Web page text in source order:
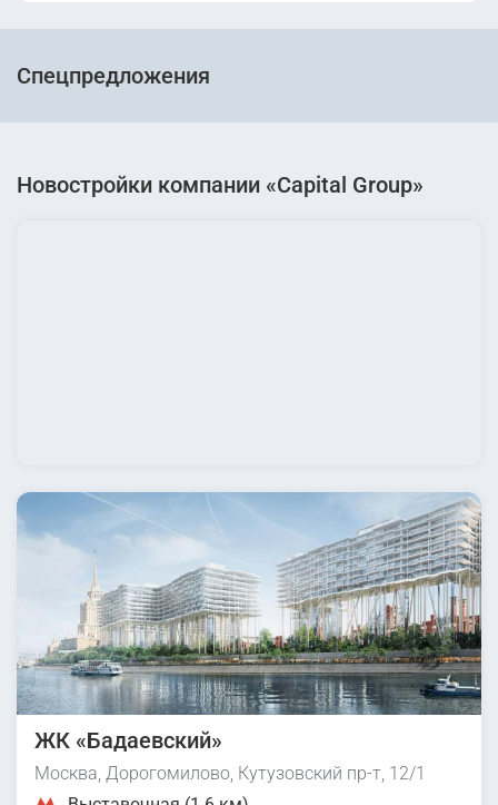
Спецпредложения
Новостройки компании «Capital Group»
ЖК «Бадаевский»
Москва, Дорогомилово, Кутузовский пр-т, 12/1